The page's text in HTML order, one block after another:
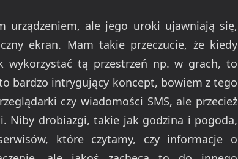
urządzeniem, ale jego uroki ujawniają się,
ekran. Mam takie przeczucie, że kiedy
wykorzystać tą przestrzeń np. w grach, to
bardzo intrygujący koncept, bowiem z tego
czy wiadomości SMS, ale przecież
Niby drobiazgi, takie jak godzina i pogoda,
które czytamy, czy informacje o